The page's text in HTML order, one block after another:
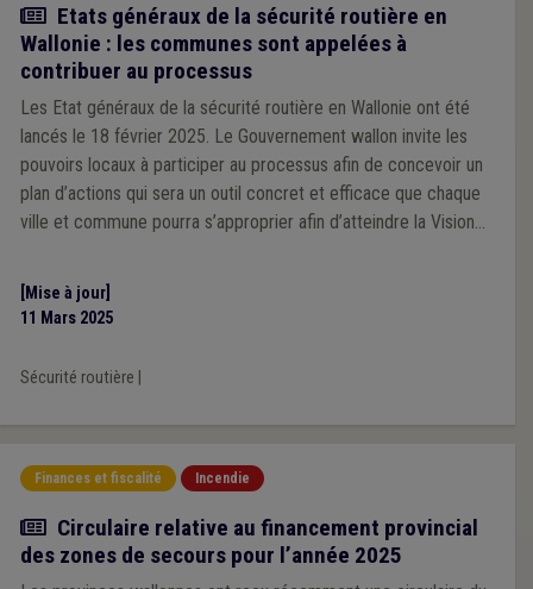
Actualité
Etats généraux de la sécurité routière en
Wallonie : les communes sont appelées à
contribuer au processus
Les Etat généraux de la sécurité routière en Wallonie ont été
lancés le 18 février 2025. Le Gouvernement wallon invite les
pouvoirs locaux à participer au processus afin de concevoir un
plan d’actions qui sera un outil concret et efficace que chaque
ville et commune pourra s’approprier afin d’atteindre la Vision
[Mise à jour]
11 Mars 2025
Sécurité routière
Finances et fiscalité Incendie
Actualité
Circulaire relative au financement provincial
des zones de secours pour l’année 2025